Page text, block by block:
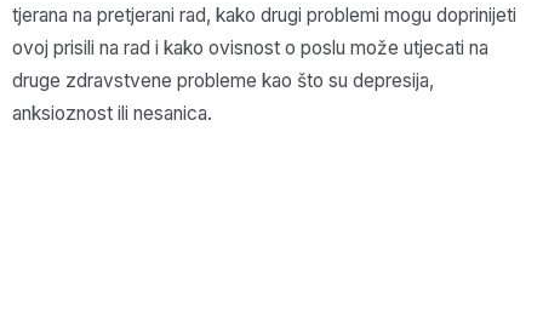
tjerana na pretjerani rad, kako drugi problemi mogu doprinijeti
ovoj prisili na rad i kako ovisnost o poslu može utjecati na
druge zdravstvene probleme kao što su depresija,
anksioznost ili nesanica.